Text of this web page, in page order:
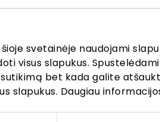
svetainėje naudojami
visus slapukus.
sutikimą bet kada galite
slapukus. Daugiau
darbo dienomis 8–18 val.,
asmenims Dovanų